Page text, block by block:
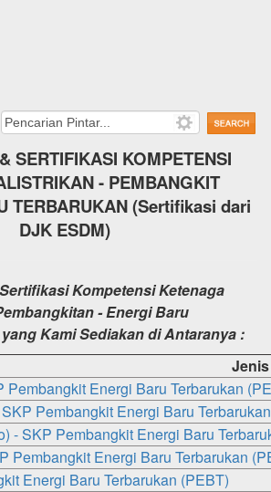
&SERTIFIKASI KOMPETENSI
- PEMBANGKIT
TERBARUKAN(Sertifikasi dari
DJK ESDM)
Kompetensi Ketenaga
- Energi Baru
Kami Sediakan di Antaranya :
Pembangkit Energi Baru Terbarukan
Pembangkit Energi Baru
- SKP Pembangkit Energi Baru
Pembangkit Energi Baru Terbarukan
Energi Baru Terbarukan (PEBT)